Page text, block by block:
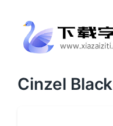
Cinzel Black